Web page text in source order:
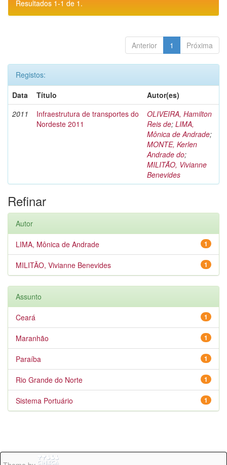
Resultados 1-1 de 1.
Anterior 1 Próxima
Registos:
Data
Título
Autor(es)
2011
Infraestrutura de transportes do
Nordeste 2011
OLIVEIRA, Hamilton
Reis de; LIMA,
Mônica de Andrade;
MONTE, Kerlen
Andrade do;
MILITÃO, Vivianne
Benevides
Refinar
Autor
1
LIMA, Mônica de Andrade
1
MILITÃO, Vivianne Benevides
Assunto
1
Ceará
1
Maranhão
1
Paraíba
1
Rio Grande do Norte
1
Sistema Portuário